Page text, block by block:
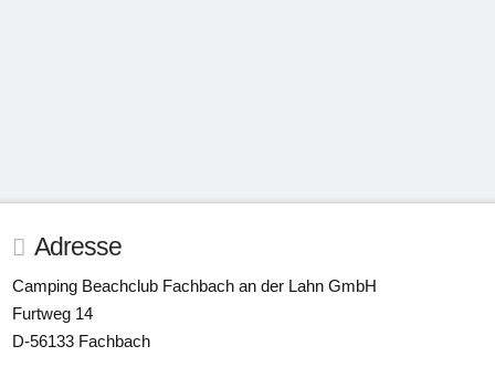
Adresse
Camping Beachclub Fachbach an der Lahn GmbH
Furtweg 14
D-56133 Fachbach